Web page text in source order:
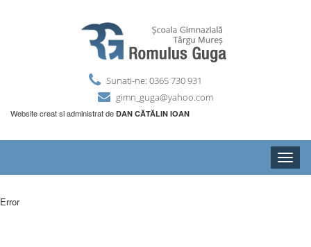
Sunati-ne: 0365 730 931
gimn_guga@yahoo.com
Website creat si administrat de DAN CĂTĂLIN IOAN
Toggle
Error